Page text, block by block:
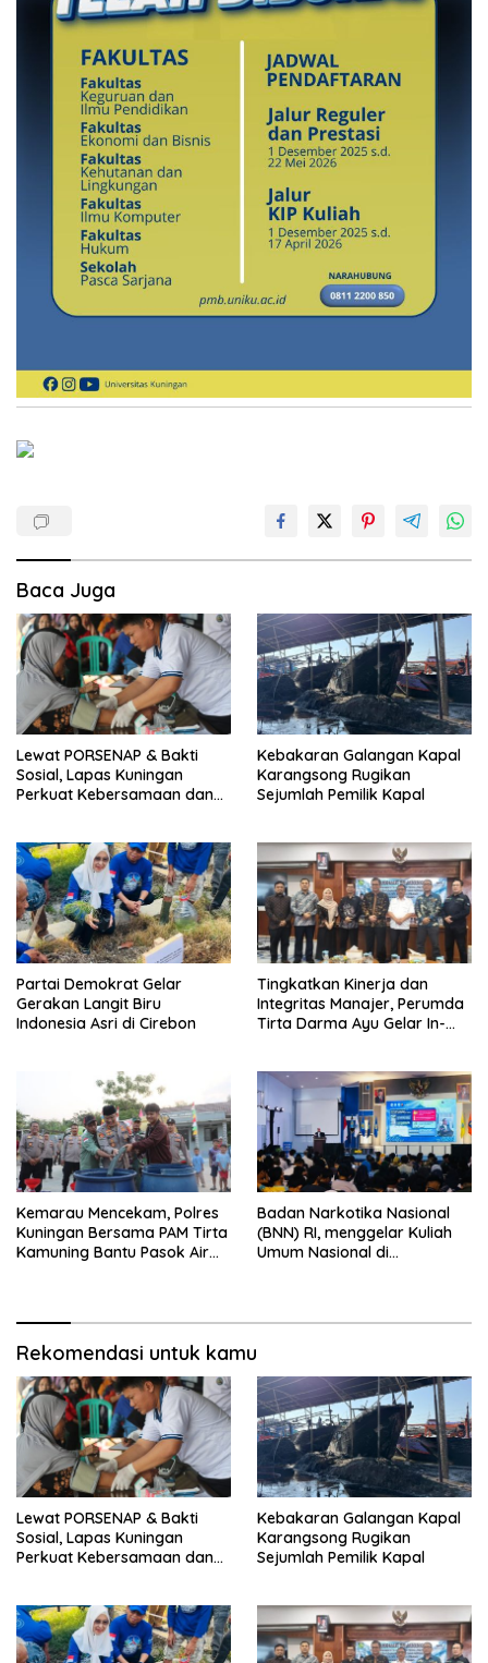
Baca Juga
Lewat PORSENAP & Bakti
Sosial, Lapas Kuningan
Perkuat Kebersamaan dan
Kebakaran Galangan Kapal
Karangsong Rugikan
Sejumlah Pemilik Kapal
Partai Demokrat Gelar
Gerakan Langit Biru
Indonesia Asri di Cirebon
‎Tingkatkan Kinerja dan
Integritas Manajer, Perumda
Tirta Darma Ayu Gelar In-
Kemarau Mencekam, Polres
Kuningan Bersama PAM Tirta
Kamuning Bantu Pasok Air
Badan Narkotika Nasional
(BNN) RI, menggelar Kuliah
Umum Nasional di
Rekomendasi untuk kamu
Lewat PORSENAP & Bakti
Sosial, Lapas Kuningan
Perkuat Kebersamaan dan
Kebakaran Galangan Kapal
Karangsong Rugikan
Sejumlah Pemilik Kapal